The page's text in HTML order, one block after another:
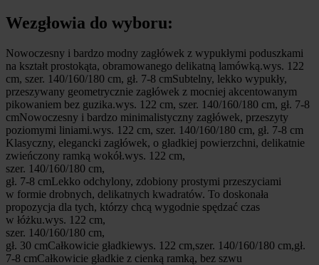
Wezgłowia do wyboru:
Nowoczesny i bardzo modny zagłówek z wypukłymi poduszkami
na kształt prostokąta, obramowanego delikatną lamówką.wys. 122
cm, szer. 140/160/180 cm, gł. 7-8 cmSubtelny, lekko wypukły,
przeszywany geometrycznie zagłówek z mocniej akcentowanym
pikowaniem bez guzika.wys. 122 cm, szer. 140/160/180 cm, gł. 7-8
cmNowoczesny i bardzo minimalistyczny zagłówek, przeszyty
poziomymi liniami.wys. 122 cm, szer. 140/160/180 cm, gł. 7-8 cm
Klasyczny, elegancki zagłówek, o gładkiej powierzchni, delikatnie
zwieńczony ramką wokół.wys. 122 cm,
szer. 140/160/180 cm,
gł. 7-8 cmLekko odchylony, zdobiony prostymi przeszyciami
w formie drobnych, delikatnych kwadratów. To doskonała
propozycja dla tych, którzy chcą wygodnie spędzać czas
w łóżku.wys. 122 cm,
szer. 140/160/180 cm,
gł. 30 cmCałkowicie gładkiewys. 122 cm,szer. 140/160/180 cm,gł.
7-8 cmCałkowicie gładkie z cienką ramką, bez szwu